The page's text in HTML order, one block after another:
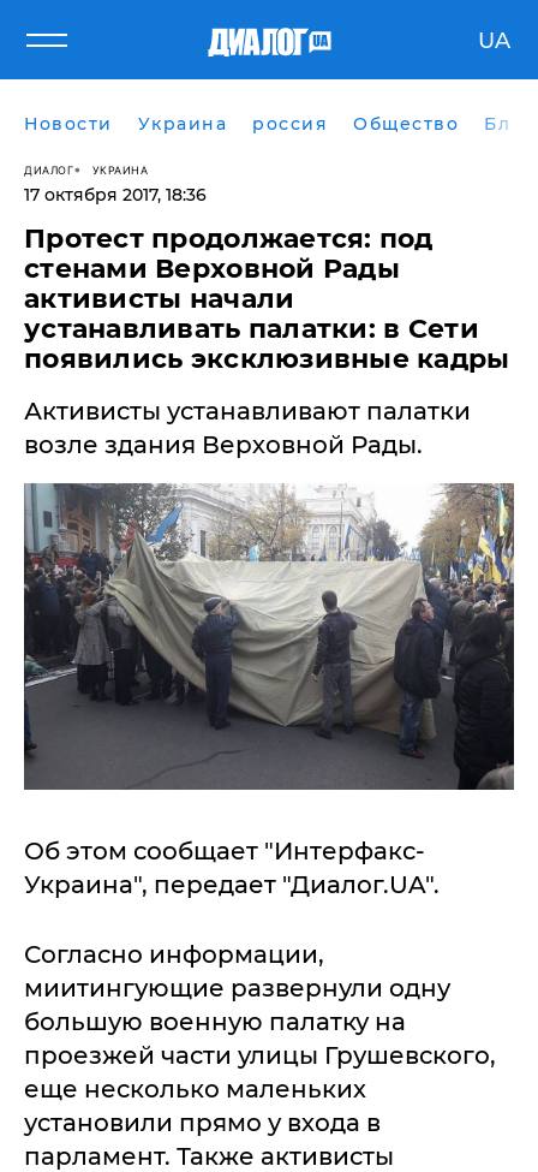
UA
Новости Украина россия Общество
ДИАЛОГ УКРАИНА
17 октября 2017, 18:36
Протест продолжается: под
стенами Верховной Рады
активисты начали
устанавливать палатки: в Сети
появились эксклюзивные кадры
Активисты устанавливают палатки
возле здания Верховной Рады.
Об этом сообщает "Интерфакс-
Украина", передает "Диалог.UA".
Согласно информации,
миитингующие развернули одну
большую военную палатку на
проезжей части улицы Грушевского,
еще несколько маленьких
установили прямо у входа в
парламент. Также активисты